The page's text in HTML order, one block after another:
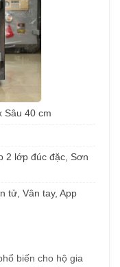
Sâu 40 cm
2 lớp đúc đặc, Sơn
tử, Vân tay, App
biến cho hộ gia